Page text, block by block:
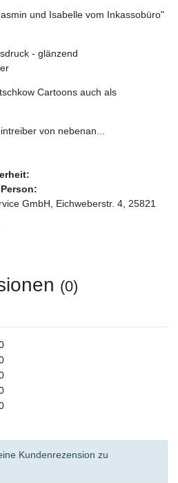
und Isabelle vom Inkassobüro"
- glänzend
Cartoons auch als
von nebenan...
GmbH, Eichweberstr. 4, 25821
(0)
Kundenrezension zu